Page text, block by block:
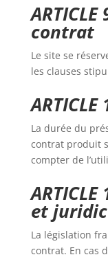
contrat
Le site se
les clauses
La durée du
contrat produit
compter de
et
La législation
contrat. En cas